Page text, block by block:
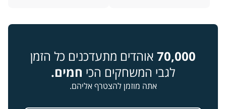
70,000 אוהדים מתעדכנים כל הזמן
לגבי המשחקים הכי חמים.
אתה מוזמן להצטרף אליהם.